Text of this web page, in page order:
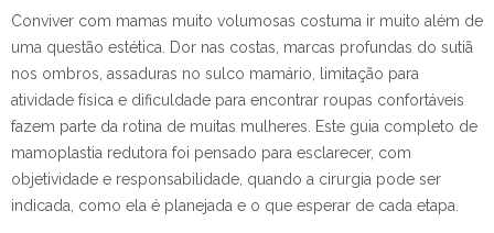
Conviver com mamas muito volumosas costuma ir muito além de
uma questão estética. Dor nas costas, marcas profundas do sutiã
nos ombros, assaduras no sulco mamário, limitação para
atividade física e dificuldade para encontrar roupas confortáveis
fazem parte da rotina de muitas mulheres. Este guia completo de
mamoplastia redutora foi pensado para esclarecer, com
objetividade e responsabilidade, quando a cirurgia pode ser
indicada, como ela é planejada e o que esperar de cada etapa.